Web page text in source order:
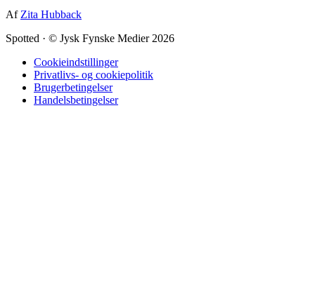
Af Zita Hubback
Spotted · © Jysk Fynske Medier 2026
Cookieindstillinger
Privatlivs- og cookiepolitik
Brugerbetingelser
Handelsbetingelser